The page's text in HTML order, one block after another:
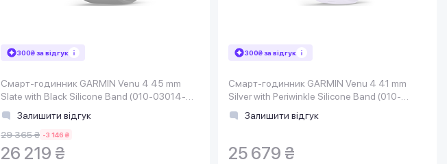
300₴ за відгук
Смарт-годинник GARMIN Venu 4 45 mm
Slate with Black Silicone Band (010-03014-
00)
Залишити відгук
29 365 ₴ -3 146 ₴
26 219 ₴
300₴ за відгук
Смарт-годинник GARMIN Venu 4 41 mm
Silver with Periwinkle Silicone Band (010-
03013-01)
Залишити відгук
25 679 ₴